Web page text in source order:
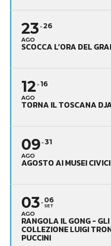
23
AGO
26
SCOCCA L’ORA DEL
12
AGO
16
TORNA IL TOSCANA
09
AGO
31
AGOSTO AI MUSEI CIVICI
03
AGO
06
SET
RANGOLA IL GONG -
COLLEZIONE LUIGI
PUCCINI